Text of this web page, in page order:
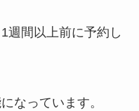
週間以上前に予約し
なっています。